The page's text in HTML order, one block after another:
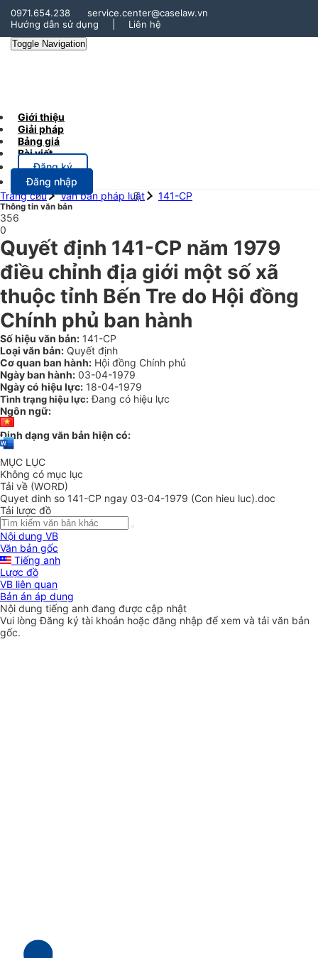
0971.654.238
service.center@caselaw.vn
Hướng dẫn sử dụng
Liên hệ
Toggle Navigation
Giới thiệu
Giải pháp
Bảng giá
Bài viết
Đăng ký
Đăng nhập
Trang chủ
Văn bản pháp luật 141-CP
Thông tin văn bản
356
0
Quyết định 141-CP năm 1979
điều chỉnh địa giới một số xã
thuộc tỉnh Bến Tre do Hội đồng
Chính phủ ban hành
Số hiệu văn bản: 141-CP
Loại văn bản: Quyết định
Cơ quan ban hành: Hội đồng Chính phủ
Ngày ban hành: 03-04-1979
Ngày có hiệu lực: 18-04-1979
Tình trạng hiệu lực: Đang có hiệu lực
Ngôn ngữ:
Định dạng văn bản hiện có:
MỤC LỤC
Không có mục lục
Tải về (WORD)
Quyet dinh so 141-CP ngay 03-04-1979 (Con hieu luc).doc
Tải lược đồ
Nội dung VB
Văn bản gốc
Tiếng anh
Lược đồ
VB liên quan
Bản án áp dụng
Nội dung tiếng anh đang được cập nhật
Vui lòngĐăng ký tài khoản hoặc đăng nhập để xem và tải văn bản
gốc.